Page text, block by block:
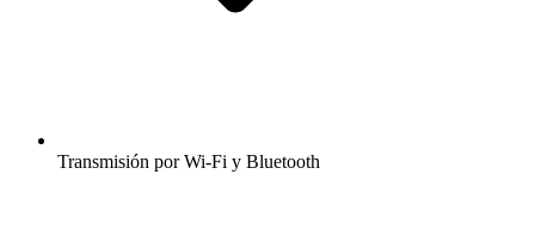
Transmisión por Wi-Fi y Bluetooth